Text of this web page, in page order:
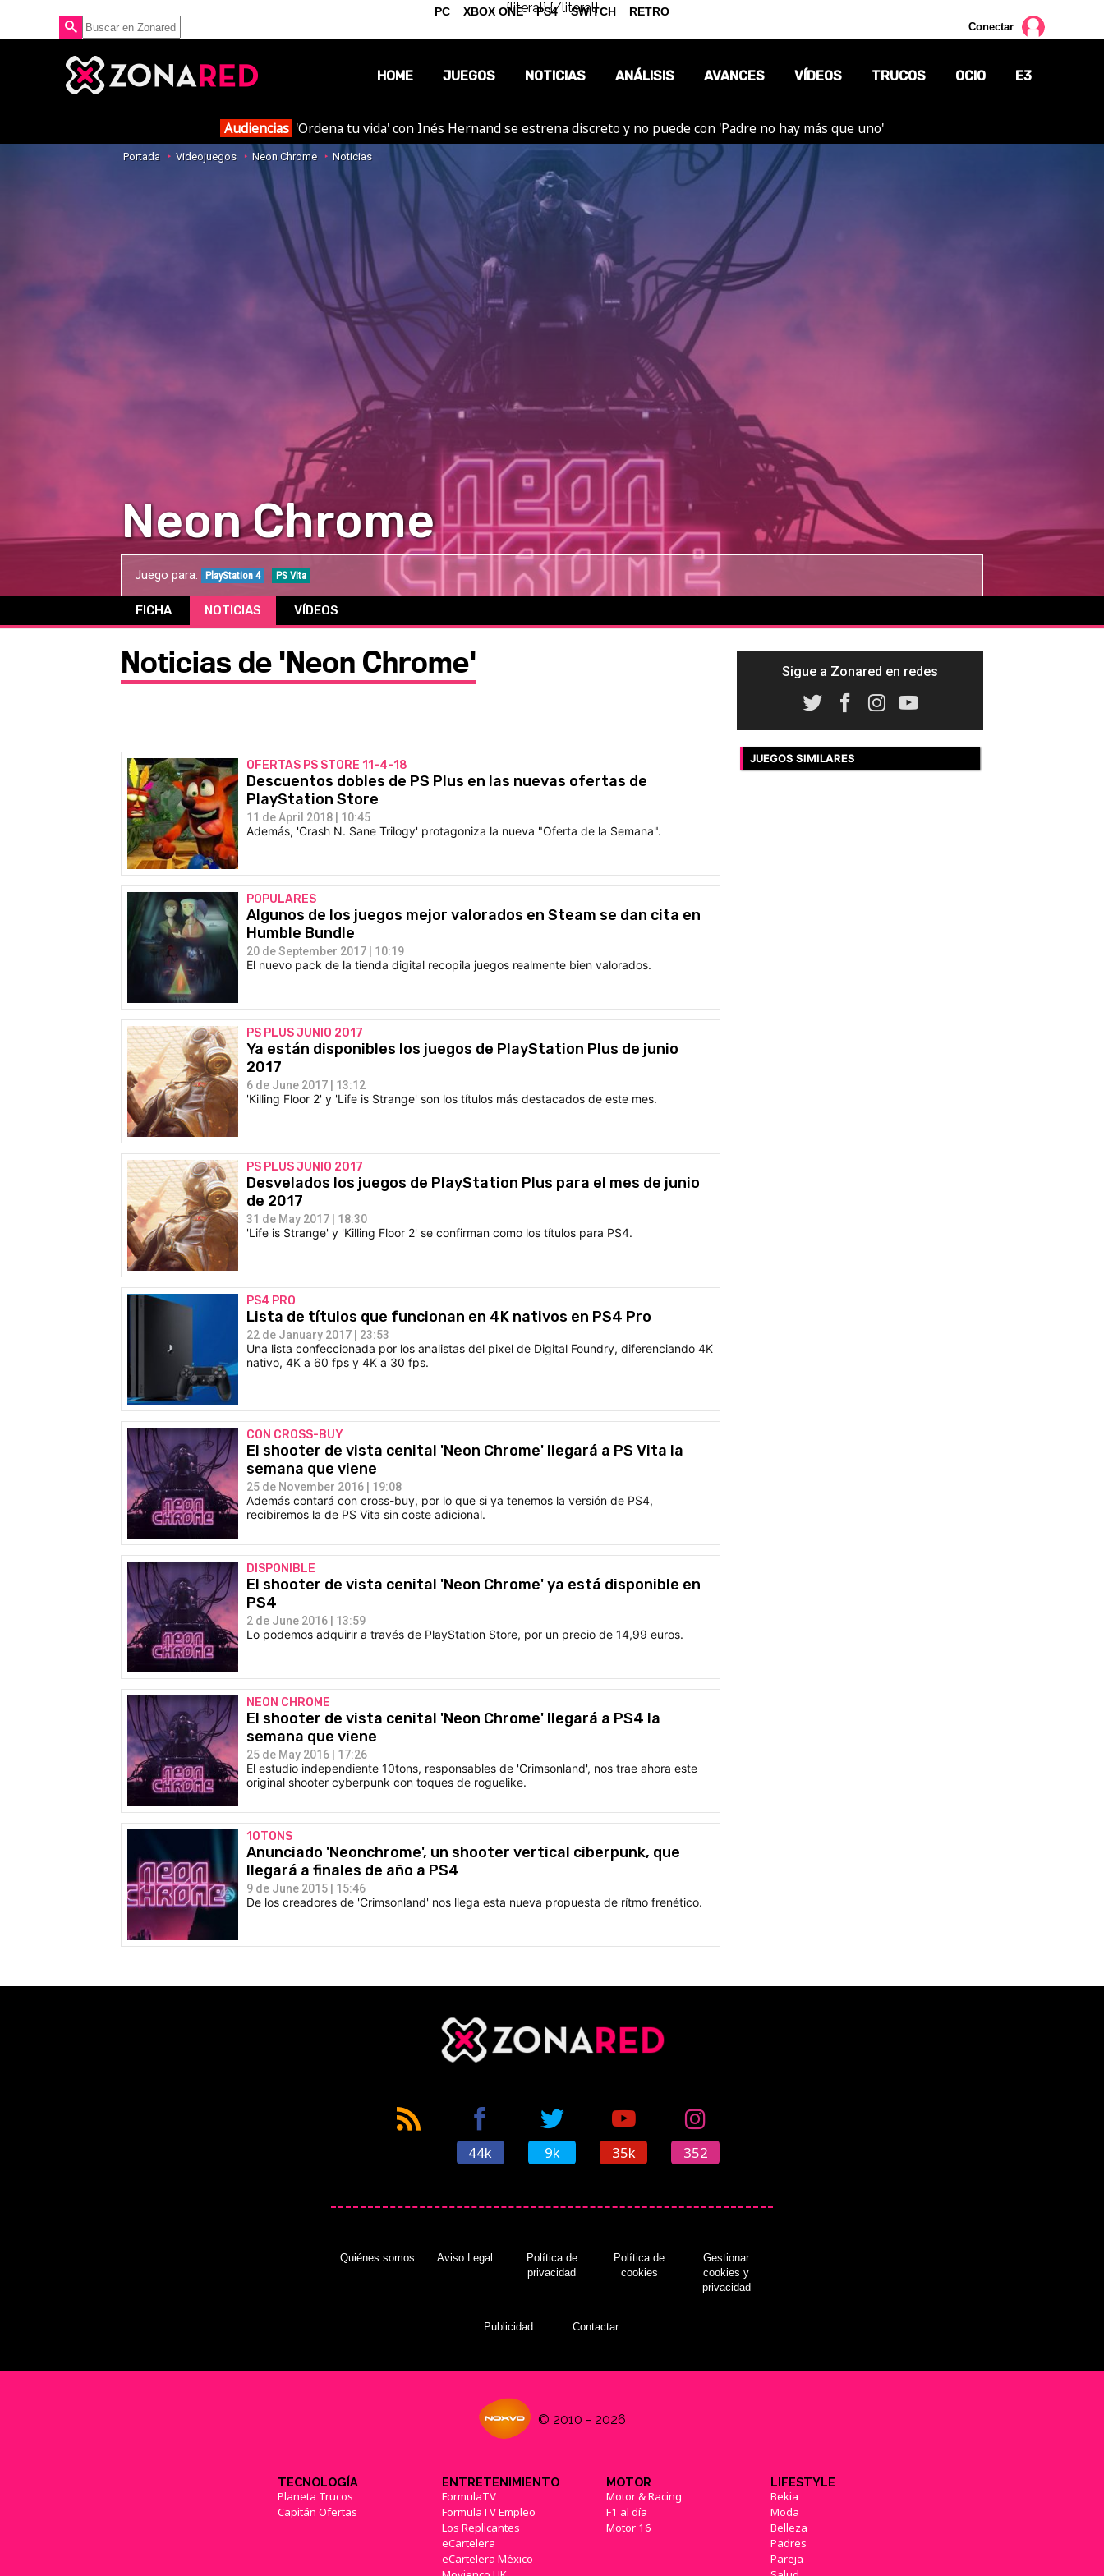
{literal}{/literal}
Conectar
HOME JUEGOS NOTICIAS
OPINIÓN
REPORTAJES
ANÁLISIS AVANCES VÍDEOS TRUCOS OCIO E3
Audiencias 'Ordena tu vida' con Inés Hernand se estrena discreto y no puede con 'Padre no hay más que uno'
Portada Videojuegos Neon Chrome Noticias
Neon Chrome
Juego para: PlayStation 4 PS Vita
FICHA NOTICIAS VÍDEOS
Noticias de 'Neon Chrome'
OFERTAS PS STORE 11-4-18
Descuentos dobles de PS Plus en las nuevas ofertas de
PlayStation Store
11 de April 2018 | 10:45
Además, 'Crash N. Sane Trilogy' protagoniza la nueva "Oferta de la Semana".
POPULARES
Algunos de los juegos mejor valorados en Steam se dan cita en
Humble Bundle
20 de September 2017 | 10:19
El nuevo pack de la tienda digital recopila juegos realmente bien valorados.
PS PLUS JUNIO 2017
Ya están disponibles los juegos de PlayStation Plus de junio
2017
6 de June 2017 | 13:12
'Killing Floor 2' y 'Life is Strange' son los títulos más destacados de este mes.
PS PLUS JUNIO 2017
Desvelados los juegos de PlayStation Plus para el mes de junio
de 2017
31 de May 2017 | 18:30
'Life is Strange' y 'Killing Floor 2' se confirman como los títulos para PS4.
PS4 PRO
Lista de títulos que funcionan en 4K nativos en PS4 Pro
22 de January 2017 | 23:53
Una lista confeccionada por los analistas del pixel de Digital Foundry, diferenciando 4K
nativo, 4K a 60 fps y 4K a 30 fps.
CON CROSS-BUY
El shooter de vista cenital 'Neon Chrome' llegará a PS Vita la
semana que viene
25 de November 2016 | 19:08
Además contará con cross-buy, por lo que si ya tenemos la versión de PS4,
recibiremos la de PS Vita sin coste adicional.
DISPONIBLE
El shooter de vista cenital 'Neon Chrome' ya está disponible en
PS4
2 de June 2016 | 13:59
Lo podemos adquirir a través de PlayStation Store, por un precio de 14,99 euros.
NEON CHROME
El shooter de vista cenital 'Neon Chrome' llegará a PS4 la
semana que viene
25 de May 2016 | 17:26
El estudio independiente 10tons, responsables de 'Crimsonland', nos trae ahora este
original shooter cyberpunk con toques de roguelike.
10TONS
Anunciado 'Neonchrome', un shooter vertical ciberpunk, que
llegará a finales de año a PS4
9 de June 2015 | 15:46
De los creadores de 'Crimsonland' nos llega esta nueva propuesta de rítmo frenético.
Sigue a Zonared en redes
JUEGOS SIMILARES
PC XBOX ONE PS4 SWITCH RETRO
44k 9k 35k 352
Quiénes somos Aviso Legal
Política de
privacidad
Política de
cookies
Gestionar
cookies y
privacidad
Publicidad Contactar
© 2010 - 2026
TECNOLOGÍA
Planeta Trucos
Capitán Ofertas
ENTRETENIMIENTO
FormulaTV
FormulaTV Empleo
Los Replicantes
eCartelera
eCartelera México
MOTOR
Motor & Racing
F1 al día
Motor 16
LIFESTYLE
Bekia
Moda
Belleza
Padres
Pareja